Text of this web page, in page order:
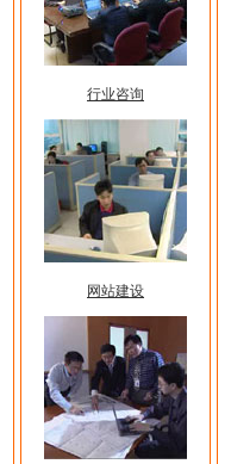
行业咨询
网站建设